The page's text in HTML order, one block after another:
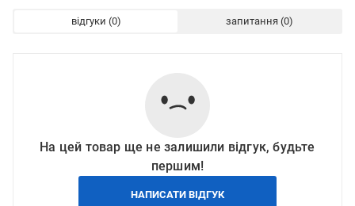
відгуки запитання
На цей товар ще не залишили відгук, будьте
першим!
НАПИСАТИ ВІДГУК